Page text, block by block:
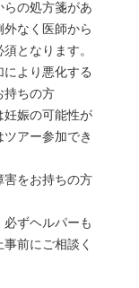
らの処方箋があ
なく医師から
となります。
により悪化する
持ちの方
妊娠の可能性が
アー参加でき
害をお持ちの方
ずヘルパーも
前にご相談く